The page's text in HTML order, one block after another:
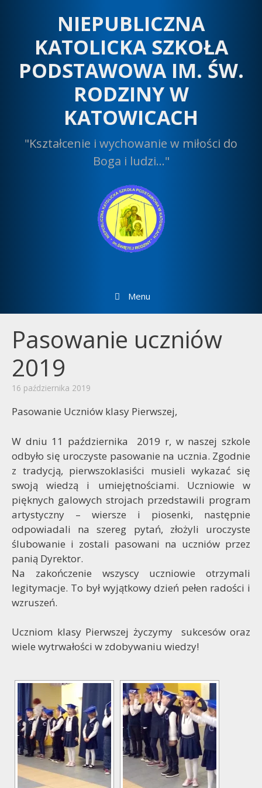
NIEPUBLICZNA
KATOLICKA SZKOŁA
PODSTAWOWA IM. ŚW.
RODZINY W
KATOWICACH
"Kształcenie i wychowanie w miłości do
Boga i ludzi…"
Menu
Pasowanie uczniów
2019
16 października 2019
Pasowanie Uczniów klasy Pierwszej,
W dniu 11 października 2019 r, w naszej szkole
odbyło się uroczyste pasowanie na ucznia. Zgodnie
z tradycją, pierwszoklasiści musieli wykazać się
swoją wiedzą i umiejętnościami. Uczniowie w
pięknych galowych strojach przedstawili program
artystyczny – wiersze i piosenki, następnie
odpowiadali na szereg pytań, złożyli uroczyste
ślubowanie i zostali pasowani na uczniów przez
panią Dyrektor.
Na zakończenie wszyscy uczniowie otrzymali
legitymacje. To był wyjątkowy dzień pełen radości i
wzruszeń.
Uczniom klasy Pierwszej życzymy sukcesów oraz
wiele wytrwałości w zdobywaniu wiedzy!